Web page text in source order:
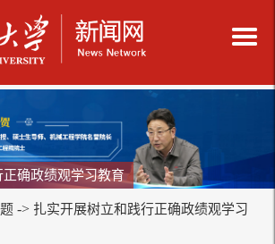
确政绩观学习教育
-> 扎实开展树立和践行正确政绩观学习